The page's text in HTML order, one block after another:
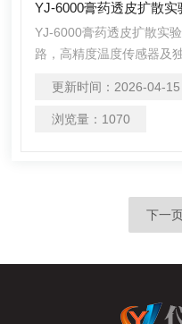
YJ-6000膏药透皮扩散实
YJ-6000膏药透皮扩散实
路，高精度温度传感器及
准。是药厂、学校、科研
仪器。
更新时间： 2026-04-15
浏览量： 1070
下一